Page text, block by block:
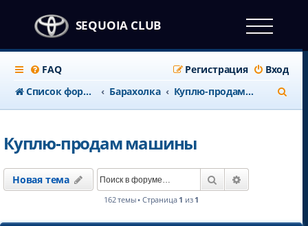
SEQUOIA CLUB
FAQ Вход
Регистрация
Список форумов
Барахолка Куплю-продам машины
о
Куплю-продам машины
Новая тема Поиск
162 темы • Страница 1 из 1